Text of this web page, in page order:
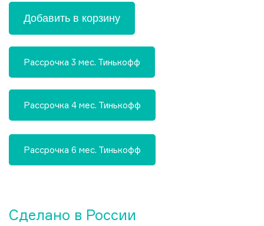
Сделано в России
Добавить в корзину
Рассрочка 3 мес. Тинькофф
Рассрочка 4 мес. Тинькофф
Рассрочка 6 мес. Тинькофф